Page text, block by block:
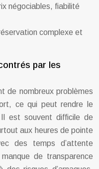
négociables, fiabilité
complexe et
par les
de nombreux problèmes
ce qui peut rendre le
est souvent difficile de
aux heures de pointe
des temps d’attente
de transparence